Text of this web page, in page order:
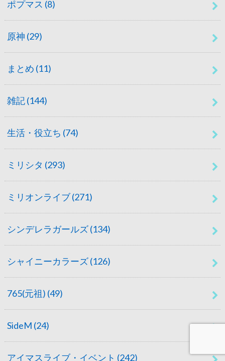
ポプマス (8)
原神 (29)
まとめ (11)
雑記(144)
生活・役立ち (74)
ミリシタ (293)
ミリオンライブ(271)
シンデレラガールズ(134)
シャイニーカラーズ(126)
765(元祖) (49)
SideM (24)
アイマスライブ・イベント (242)